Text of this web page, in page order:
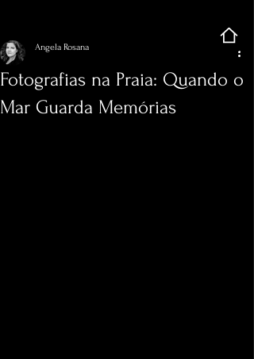
Fotografias na Praia: Quando o
Mar Guarda Memórias
Angela Rosana